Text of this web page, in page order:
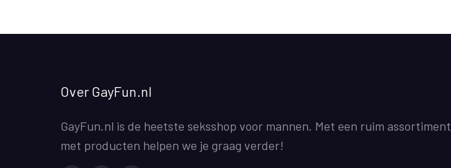
Over GayFun.nl
GayFun.nl is de heetste seksshop voor mannen. Met een ruim assortiment
met producten helpen we je graag verder!